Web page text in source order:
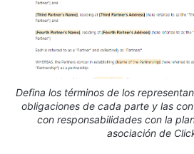
Defina los términos de los
obligaciones de cada parte y las
con responsabilidades con la
asociación de